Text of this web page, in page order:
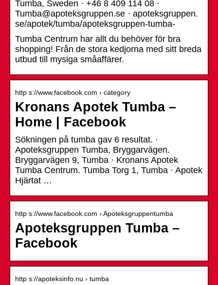
Tumba, Sweden · +46 8 409 114 08 ·
Tumba@apoteksgruppen.se · apoteksgruppen.
se/apotek/tumba/apoteksgruppen-tumba-
Tumba Centrum har allt du behöver för bra
shopping! Från de stora kedjorna med sitt breda
utbud till mysiga småaffärer.
http s://www.facebook.com › category
Kronans Apotek Tumba –
Home | Facebook
Sökningen på tumba gav 6 resultat. ·
Apoteksgruppen Tumba, Bryggarvägen.
Bryggarvägen 9, Tumba · Kronans Apotek
Tumba Centrum. Tumba Torg 1, Tumba · Apotek
Hjärtat …
http s://www.facebook.com › Apoteksgruppentumba
Apoteksgruppen Tumba –
Facebook
http s://apoteksinfo.nu › tumba